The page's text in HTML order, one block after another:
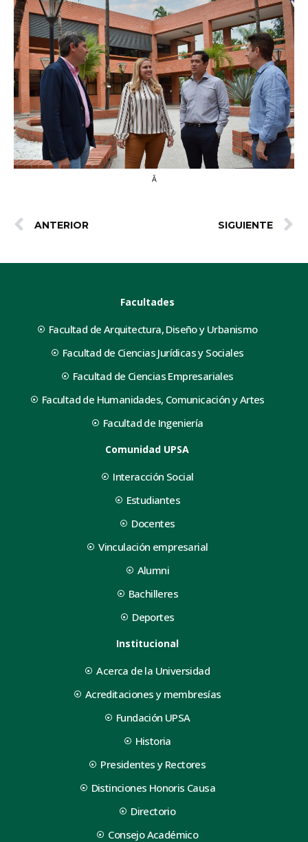
Ã
ANTERIOR SIGUIENTE
Facultades
Facultad de Arquitectura, Diseño y Urbanismo
Facultad de Ciencias Jurídicas y Sociales
Facultad de Ciencias Empresariales
Facultad de Humanidades, Comunicación y Artes
Facultad de Ingeniería
Comunidad UPSA
Interacción Social
Estudiantes
Docentes
Vinculación empresarial
Alumni
Bachilleres
Deportes
Institucional
Acerca de la Universidad
Acreditaciones y membresías
Fundación UPSA
Historia
Presidentes y Rectores
Distinciones Honoris Causa
Directorio
Consejo Académico